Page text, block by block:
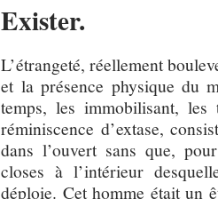
Exister.
L’étrangeté, réellement
et la présence physique du
temps, les immobilisant, les
réminiscence d’extase,
dans l’ouvert sans que,
closes à l’intérieur
déploie. Cet homme était un